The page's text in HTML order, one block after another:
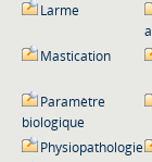
Larme
Mastication
Paramètre
biologique
Physiopathologie